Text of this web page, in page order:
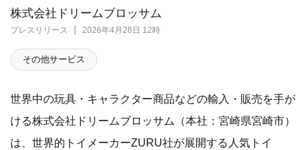
株式会社ドリームブロッサム
プレスリリース 2026年4月28日 12時
その他サービス
世界中の玩具・キャラクター商品などの輸入・販売を手が
ける株式会社ドリームブロッサム（本社：宮崎県宮崎市）
は、世界的トイメーカーZURU社が展開する人気トイ